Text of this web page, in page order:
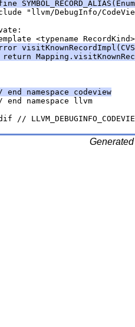
end namespace codeview